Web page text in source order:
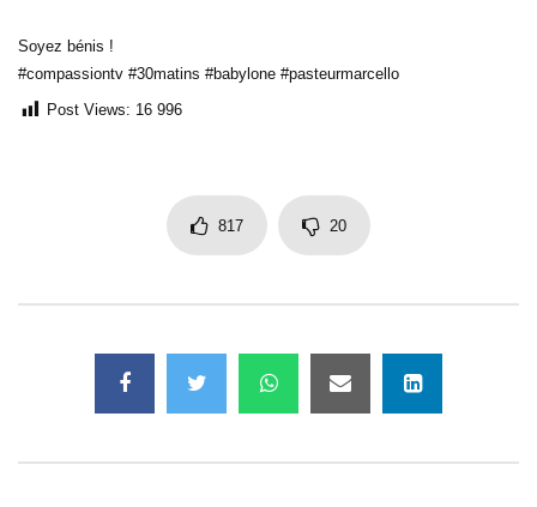
Soyez bénis !
#compassiontv #30matins #babylone #pasteurmarcello
Post Views: 16 996
817 20